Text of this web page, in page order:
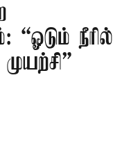
நீரில்
–